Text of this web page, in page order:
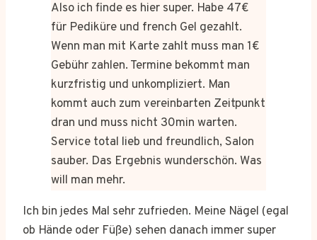
Also ich finde es hier super. Habe 47€
für Pediküre und french Gel gezahlt.
Wenn man mit Karte zahlt muss man 1€
Gebühr zahlen. Termine bekommt man
kurzfristig und unkompliziert. Man
kommt auch zum vereinbarten Zeitpunkt
dran und muss nicht 30min warten.
Service total lieb und freundlich, Salon
sauber. Das Ergebnis wunderschön. Was
will man mehr.
Ich bin jedes Mal sehr zufrieden. Meine Nägel (egal
ob Hände oder Füße) sehen danach immer super